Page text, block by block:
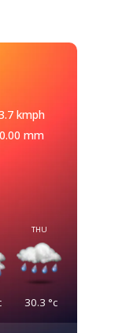
kmph
mm
THU
30.3 °c